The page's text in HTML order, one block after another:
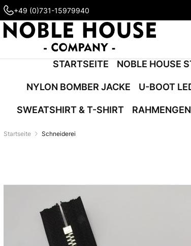
+49 (0)731-15979940
STARTSEITE NOBLE HOUSE
NYLON BOMBER JACKE U-BOOT
SWEATSHIRT & T-SHIRT
Startseite Schneiderei